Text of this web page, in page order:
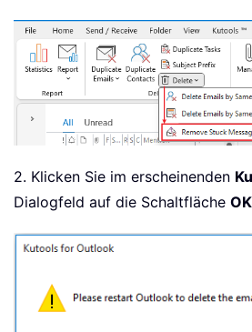
2. Klicken Sie im erscheinenden
Dialogfeld auf die Schaltfläche OK